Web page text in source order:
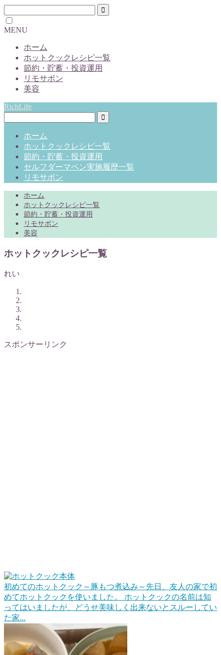
MENU
ホーム
ホットクックレシピ一覧
節約・貯蓄・投資運用
リモサボン
美容
RichLife
ホーム
ホットクックレシピ一覧
節約・貯蓄・投資運用
セルフダーマペン実施履歴一覧
リモサボン
ホーム
ホットクックレシピ一覧
節約・貯蓄・投資運用
リモサボン
美容
ホットクックレシピ一覧
れい
スポンサーリンク
初めてのホットクック～豚もつ煮込み～ 先日、友人の家で初
めてホットクックを使いました。 ホットクックの名前は知
ってはいましたが、どうせ美味しく出来ないとスルーしてい
た家...